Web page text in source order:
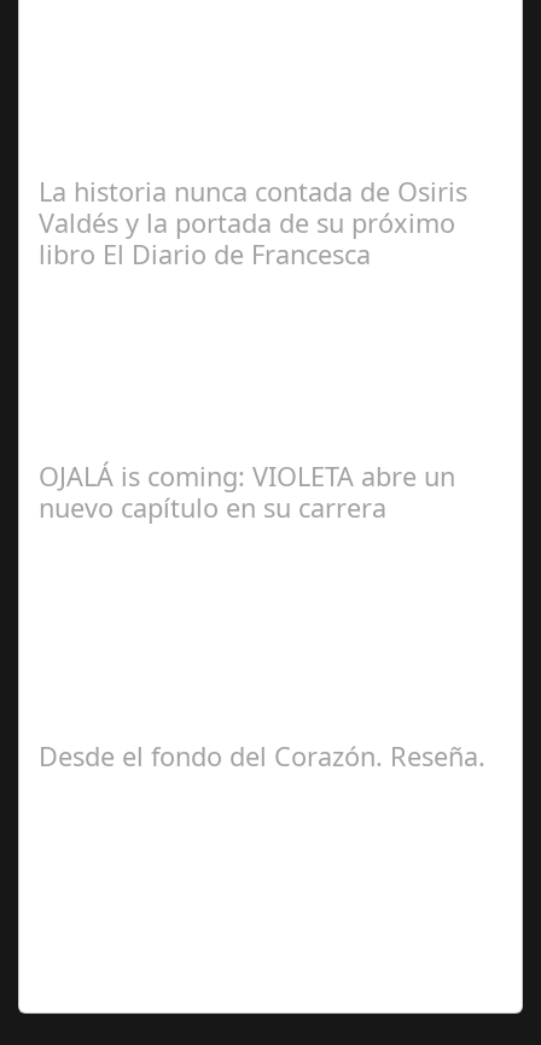
La historia nunca contada de Osiris
Valdés y la portada de su próximo
libro El Diario de Francesca
OJALÁ is coming: VIOLETA abre un
nuevo capítulo en su carrera
Desde el fondo del Corazón. Reseña.